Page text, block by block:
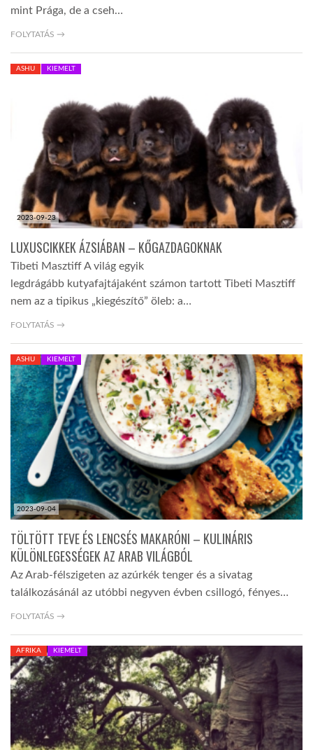
mint Prága, de a cseh…
FOLYTATÁS →
2023-09-23
ASHU KIEMELT
LUXUSCIKKEK ÁZSIÁBAN – KŐGAZDAGOKNAK
Tibeti Masztiff A világ egyik
legdrágább kutyafajtájaként számon tartott Tibeti Masztiff
nem az a tipikus „kiegészítő” öleb: a…
FOLYTATÁS →
2023-09-04
ASHU KIEMELT
TÖLTÖTT TEVE ÉS LENCSÉS MAKARÓNI – KULINÁRIS
KÜLÖNLEGESSÉGEK AZ ARAB VILÁGBÓL
Az Arab-félszigeten az azúrkék tenger és a sivatag
találkozásánál az utóbbi negyven évben csillogó, fényes…
FOLYTATÁS →
AFRIKA KIEMELT